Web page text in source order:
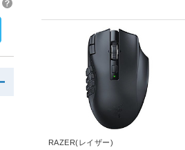
RAZER(レイザー)